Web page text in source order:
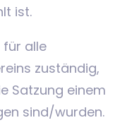
ist.
alle
zuständig,
Satzung einem
sind/wurden.